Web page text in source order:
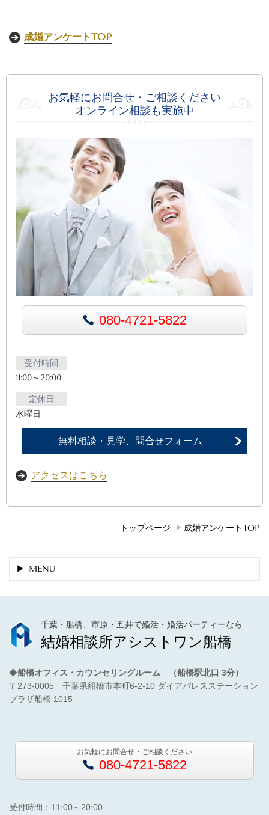
成婚アンケートTOP
お気軽にお問合せ・ご相談ください
オンライン相談も実施中
080-4721-5822
受付時間
11:00～20:00
定休日
水曜日
無料相談・見学、問合せフォーム
アクセスはこちら
トップページ 成婚アンケートTOP
MENU
千葉・船橋、市原・五井で婚活・婚活パーティーなら
結婚相談所アシストワン船橋
◆船橋オフィス・カウンセリングルーム （船橋駅北口 3分）
〒273-0005 千葉県船橋市本町6-2-10 ダイアパレスステーション
プラザ船橋 1015
お気軽にお問合せ・ご相談ください
080-4721-5822
受付時間：11:00～20:00